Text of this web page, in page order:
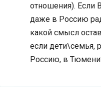
отношения). Если
даже в Россию
какой смысл
если дети\семья,
Россию, в